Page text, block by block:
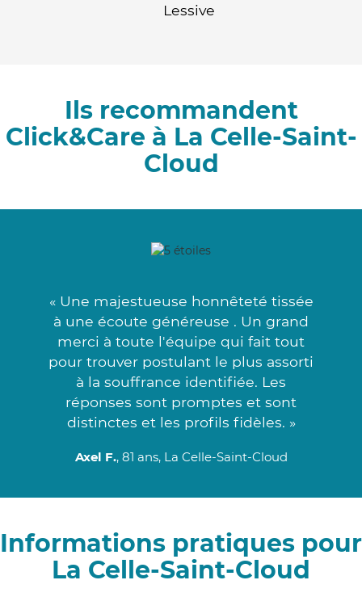
Lessive
Ils recommandent
Click&Care à La Celle-Saint-
Cloud
« Une majestueuse honnêteté tissée
à une écoute généreuse . Un grand
merci à toute l'équipe qui fait tout
pour trouver postulant le plus assorti
à la souffrance identifiée. Les
réponses sont promptes et sont
distinctes et les profils fidèles. »
Axel F., 81 ans, La Celle-Saint-Cloud
Informations pratiques pour
La Celle-Saint-Cloud